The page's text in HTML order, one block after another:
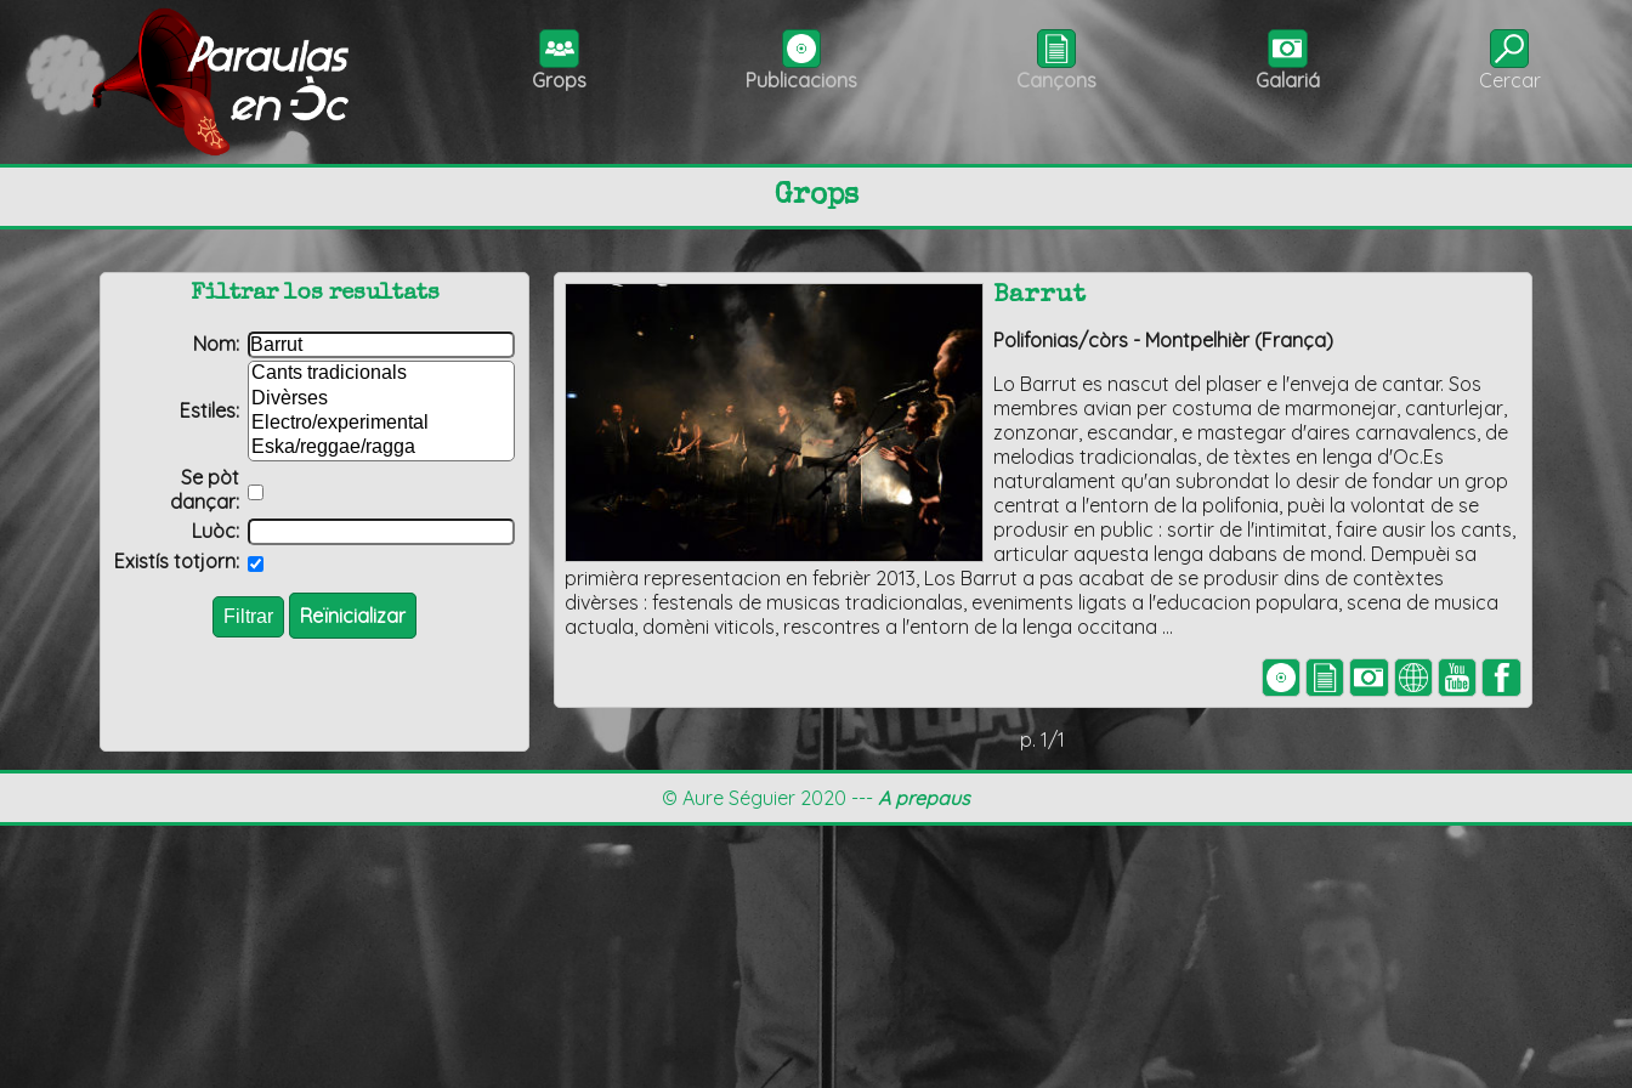
Grops Publicacions Cançons Galariá Cercar
Grops
Barrut
Polifonias/còrs - Montpelhièr (França)
Lo Barrut es nascut del plaser e l'enveja de cantar. Sos
membres avian per costuma de marmonejar, canturlejar,
zonzonar, escandar, e mastegar d'aires carnavalencs, de
melodias tradicionalas, de tèxtes en lenga d'Oc.Es
naturalament qu'an subrondat lo desir de fondar un grop
centrat a l'entorn de la polifonia, puèi la volontat de se
produsir en public : sortir de l'intimitat, faire ausir los cants,
articular aquesta lenga dabans de mond. Dempuèi sa
primièra representacion en febrièr 2013, Los Barrut a pas acabat de se produsir dins de contèxtes
divèrses : festenals de musicas tradicionalas, eveniments ligats a l'educacion populara, scena de musica
actuala, domèni viticols, rescontres a l'entorn de la lenga occitana …
p. 1/1
Filtrar los resultats
Nom:
Estiles:
Se pòt
dançar:
Luòc:
Existís totjorn:
Reïnicializar
© Aure Séguier 2020 --- A prepaus